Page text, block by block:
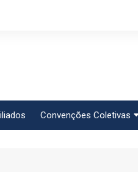
Convenções Coletivas